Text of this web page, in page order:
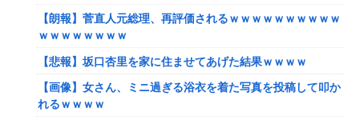
【朗報】菅直人元総理、再評価されるｗｗｗｗｗｗｗｗｗｗ
ｗｗｗｗｗｗｗｗ
【悲報】坂口杏里を家に住ませてあげた結果ｗｗｗｗ
【画像】女さん、ミニ過ぎる浴衣を着た写真を投稿して叩か
れるｗｗｗｗ